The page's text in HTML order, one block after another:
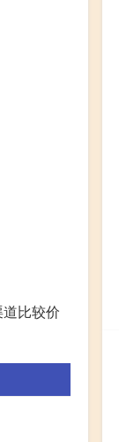
比较价